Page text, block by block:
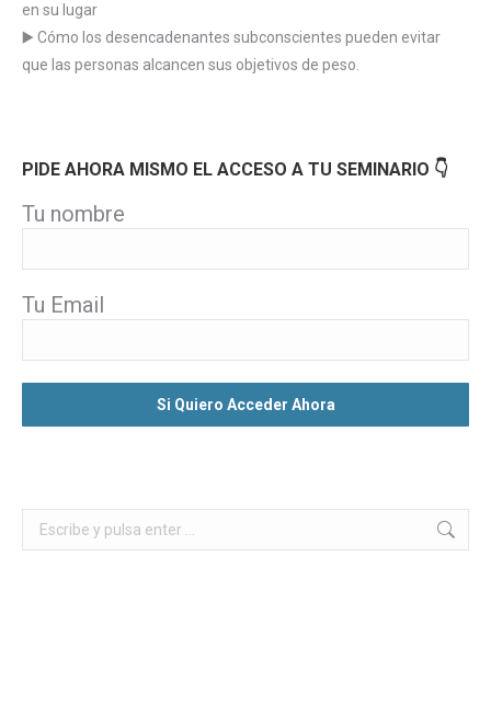
en su lugar
▶️ Cómo los desencadenantes subconscientes pueden evitar
que las personas alcancen sus objetivos de peso.
PIDE AHORA MISMO EL ACCESO A TU SEMINARIO 👇
Tu nombre
Tu Email
Buscar: